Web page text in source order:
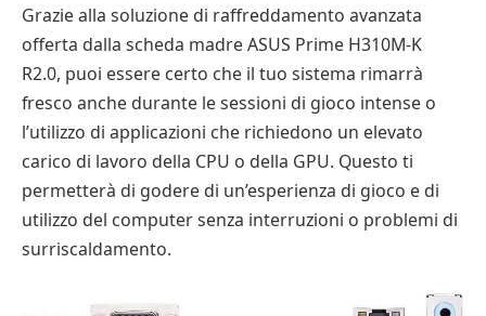
Grazie alla soluzione di raffreddamento avanzata
offerta dalla scheda madre ASUS Prime H310M-K
R2.0, puoi essere certo che il tuo sistema rimarrà
fresco anche durante le sessioni di gioco intense o
l’utilizzo di applicazioni che richiedono un elevato
carico di lavoro della CPU o della GPU. Questo ti
permetterà di godere di un’esperienza di gioco e di
utilizzo del computer senza interruzioni o problemi di
surriscaldamento.